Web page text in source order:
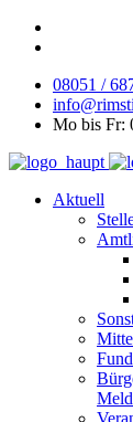
08051 /
Mo bis Fr:
Aktuell